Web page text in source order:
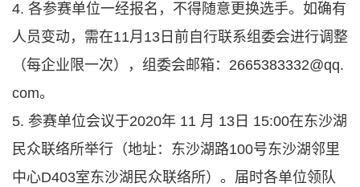
4. 各参赛单位一经报名，不得随意更换选手。如确有
人员变动，需在11月13日前自行联系组委会进行调整
（每企业限一次），组委会邮箱：2665383332@qq.
com。
5. 参赛单位会议于2020年 11 月 13日 15:00在东沙湖
民众联络所举行（地址：东沙湖路100号东沙湖邻里
中心D403室东沙湖民众联络所）。届时各单位领队